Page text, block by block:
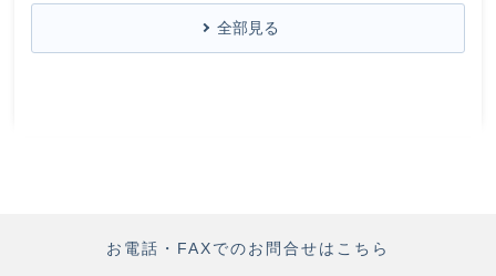
全部見る
お電話・FAXでのお問合せはこちら